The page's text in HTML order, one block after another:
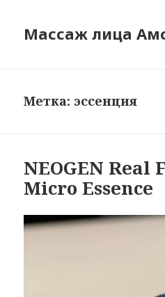
Массаж лица
Метка: эссенция
NEOGEN Real
Micro Essence